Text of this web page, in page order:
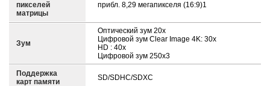
пикселей
матрицы
прибл. 8,29 мегапикселя (16:9)1
Зум
Оптический зум 20x
Цифровой зум Clear Image 4K: 30x
HD : 40x
Цифровой зум 250x3
Поддержка
карт памяти
SD/SDHC/SDXC